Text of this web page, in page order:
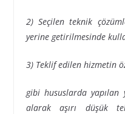
2) Seçilen teknik
yerine getirilmesinde
3) Teklif edilen hizmetin
gibi hususlarda yapılan
alarak aşırı düşük